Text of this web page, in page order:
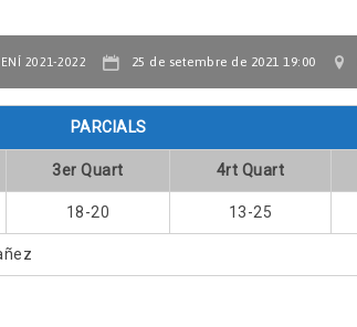
2021-2022 25 de setembre de 2021 19:00
PARCIALS
3er Quart 4rt Quart
18-20 13-25